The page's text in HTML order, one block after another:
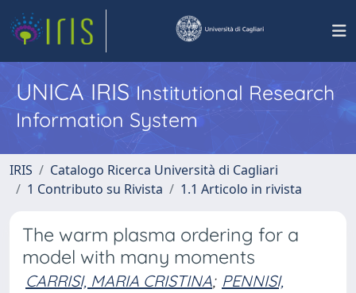
UNICA IRISInstitutional Research
Information System
IRIS
Catalogo Ricerca Università di Cagliari
1 Contributo su Rivista
1.1 Articolo in rivista
The warm plasma ordering for a
model with many moments
CARRISI, MARIA CRISTINA; PENNISI,